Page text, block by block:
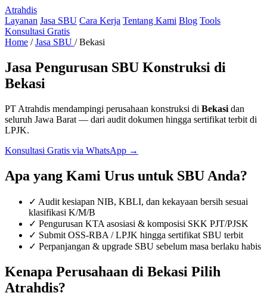
Atrahdis
Layanan Jasa SBU Cara Kerja Tentang Kami Blog Tools
Konsultasi Gratis
Home / Jasa SBU / Bekasi
Jasa Pengurusan SBU Konstruksi di
Bekasi
PT Atrahdis mendampingi perusahaan konstruksi di Bekasi dan
seluruh Jawa Barat — dari audit dokumen hingga sertifikat terbit di
LPJK.
Konsultasi Gratis via WhatsApp →
Apa yang Kami Urus untuk SBU Anda?
✓ Audit kesiapan NIB, KBLI, dan kekayaan bersih sesuai
klasifikasi K/M/B
✓ Pengurusan KTA asosiasi & komposisi SKK PJT/PJSK
✓ Submit OSS-RBA / LPJK hingga sertifikat SBU terbit
✓ Perpanjangan & upgrade SBU sebelum masa berlaku habis
Kenapa Perusahaan di Bekasi Pilih
Atrahdis?